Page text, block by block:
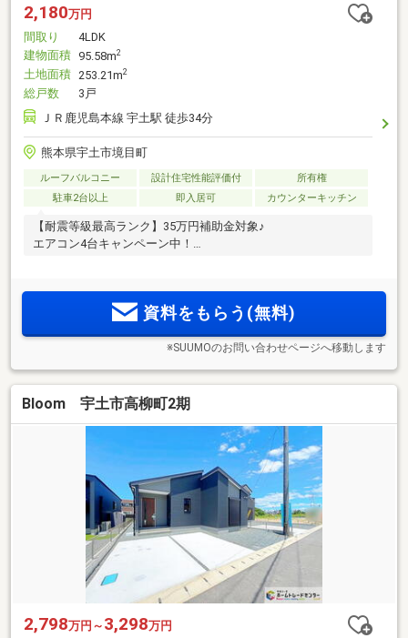
2,180万円
間取り
4LDK
建物面積 95.58m2
土地面積 253.21m2
総戸数
3戸
ＪＲ鹿児島本線 宇土駅 徒歩34分
熊本県宇土市境目町
ルーフバルコニー 設計住宅性能評価付
所有権
駐車2台以上
即入居可 カウンターキッチン
【耐震等級最高ランク】35万円補助金対象♪
エアコン4台キャンペーン中！
資料をもらう(無料)
※SUUMOのお問い合わせページへ移動します
Bloom 宇土市高柳町2期
2,798万円～ 3,298万円